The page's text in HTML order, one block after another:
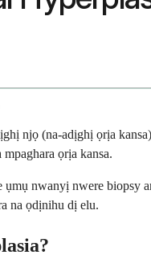
njọ (na-adịghị ọrịa
ọrịa kansa.
nwanyị nwere biopsy
na ọdịnihu dị elu.